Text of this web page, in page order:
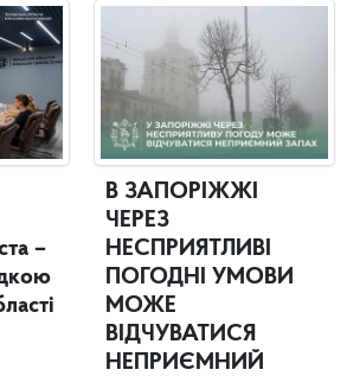
–
В ЗАПОРІЖЖІ
ЧЕРЕЗ
НЕСПРИЯТЛИВІ
ПОГОДНІ УМОВИ
МОЖЕ
ВІДЧУВАТИСЯ
НЕПРИЄМНИЙ